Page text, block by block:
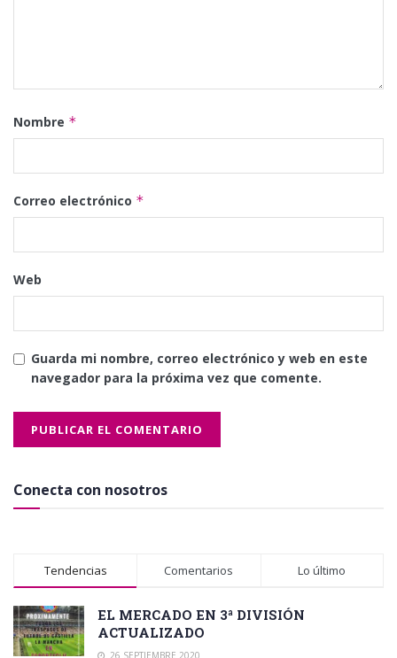
Nombre *
Correo electrónico *
Web
Guarda mi nombre, correo electrónico y web en este
navegador para la próxima vez que comente.
Conecta con nosotros
Tendencias Comentarios Lo último
EL MERCADO EN 3ª DIVISIÓN
ACTUALIZADO
26 SEPTIEMBRE 2020